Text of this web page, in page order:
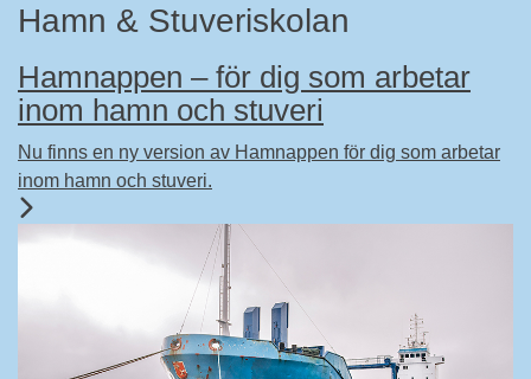
Hamn & Stuveriskolan
Hamnappen – för dig som arbetar
inom hamn och stuveri
Nu finns en ny version av Hamnappen för dig som arbetar
inom hamn och stuveri.